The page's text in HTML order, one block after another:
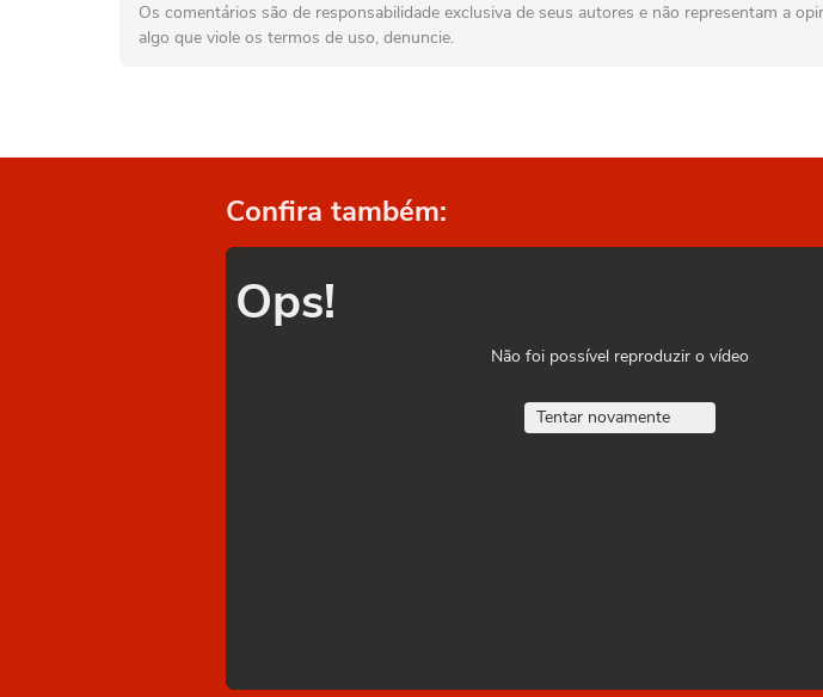
Os comentários são de responsabilidade exclusiva de seus autores e não representam a
algo que viole os termos de uso, denuncie.
Confira também:
Ops!
Não foi possível reproduzir o vídeo
Tentar novamente